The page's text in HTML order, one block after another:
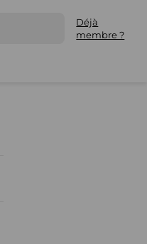
Déjà
membre ?